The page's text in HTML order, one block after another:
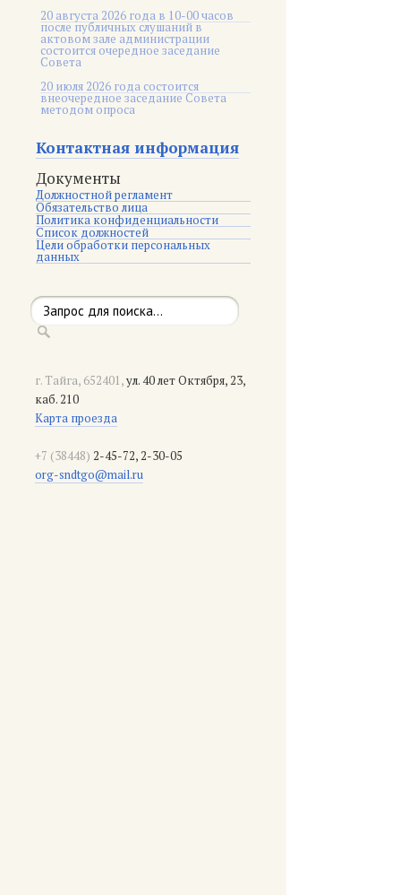
20 августа 2026 года в 10-00 часов
после публичных слушаний в
актовом зале администрации
состоится очередное заседание
Совета
20 июля 2026 года состоится
внеочередное заседание Совета
методом опроса
Контактная информация
Документы
Должностной регламент
Обязательство лица
Политика конфиденциальности
Список должностей
Цели обработки персональных
данных
г. Тайга, 652401,ул. 40 лет Октября, 23,
каб. 210
Карта проезда
+7 (38448) 2-45-72, 2-30-05
org-sndtgo@mail.ru